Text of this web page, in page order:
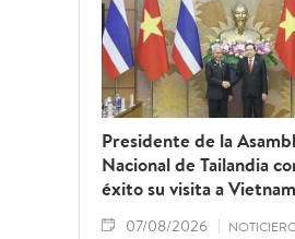
Presidente de la
Nacional de Tailandia
éxito su visita a Vietnam
07/08/2026